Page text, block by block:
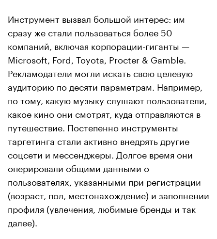
Инструмент вызвал большой интерес: им
сразу же стали пользоваться более 50
компаний, включая корпорации-гиганты —
Microsoft, Ford, Toyota, Procter & Gamble.
Рекламодатели могли искать свою целевую
аудиторию по десяти параметрам. Например,
по тому, какую музыку слушают пользователи,
какое кино они смотрят, куда отправляются в
путешествие. Постепенно инструменты
таргетинга стали активно внедрять другие
соцсети и мессенджеры. Долгое время они
оперировали общими данными о
пользователях, указанными при регистрации
(возраст, пол, местонахождение) и заполнении
профиля (увлечения, любимые бренды и так
далее).